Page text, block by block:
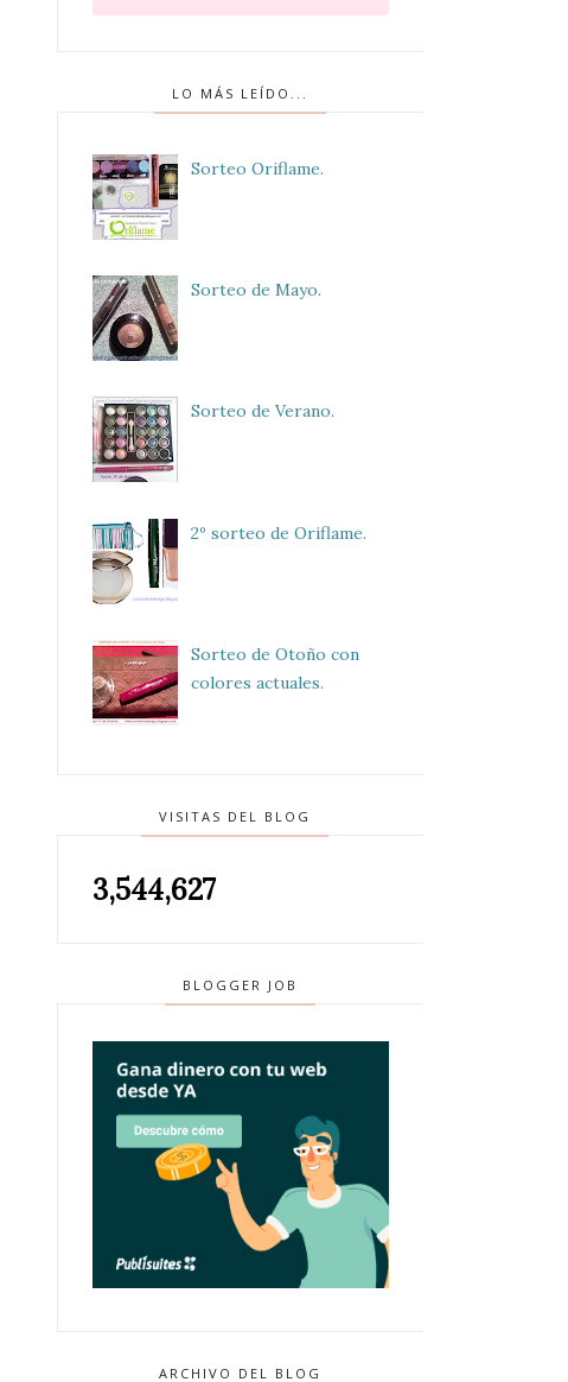
LO MÁS LEÍDO...
Sorteo Oriflame.
Sorteo de Mayo.
Sorteo de Verano.
2º sorteo de Oriflame.
Sorteo de Otoño con
colores actuales.
VISITAS DEL BLOG
3,544,627
BLOGGER JOB
ARCHIVO DEL BLOG